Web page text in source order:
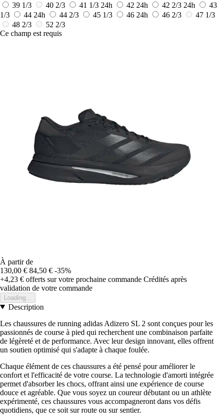
39 1/3
40 2/3 41 1/3 24h 42 24h 42 2/3 24h
43
1/3
44 24h 44 2/3 45 1/3 46 24h 46 2/3
47 1/3
48 2/3
52 2/3
Ce champ est requis
À partir de
130,00 € 84,50 € -35%
+4,23 € offerts sur votre prochaine commande Crédités après
validation de votre commande
Loading...
Description
Les chaussures de running adidas Adizero SL 2 sont conçues pour les
passionnés de course à pied qui recherchent une combinaison parfaite
de légèreté et de performance. Avec leur design innovant, elles offrent
un soutien optimisé qui s'adapte à chaque foulée.
Chaque élément de ces chaussures a été pensé pour améliorer le
confort et l'efficacité de votre course. La technologie d'amorti intégrée
permet d'absorber les chocs, offrant ainsi une expérience de course
douce et agréable. Que vous soyez un coureur débutant ou un athlète
expérimenté, ces chaussures vous accompagneront dans vos défis
quotidiens, que ce soit sur route ou sur sentier.